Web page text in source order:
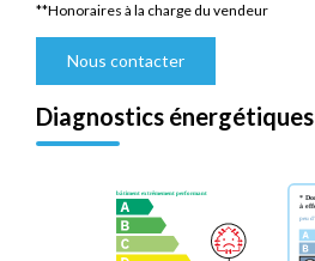
**Honoraires à la charge du vendeur
Nous contacter
Diagnostics énergétiques